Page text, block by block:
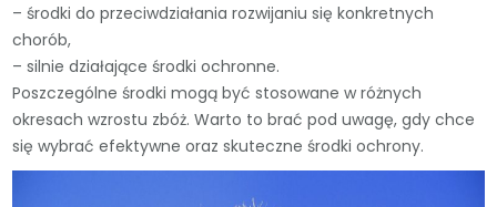
– środki do przeciwdziałania rozwijaniu się konkretnych
chorób,
– silnie działające środki ochronne.
Poszczególne środki mogą być stosowane w różnych
okresach wzrostu zbóż. Warto to brać pod uwagę, gdy chce
się wybrać efektywne oraz skuteczne środki ochrony.